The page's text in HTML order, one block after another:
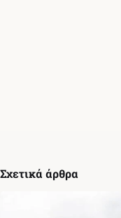
Σχετικά άρθρα